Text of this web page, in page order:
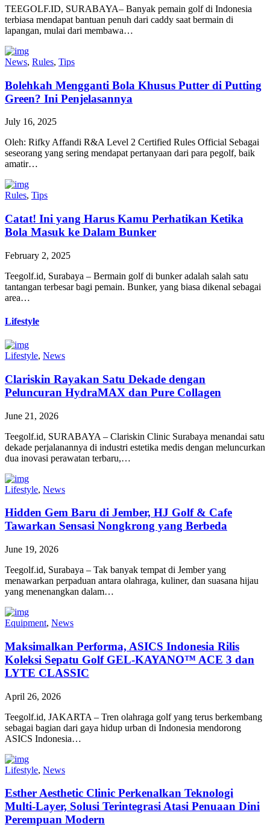
TEEGOLF.ID, SURABAYA– Banyak pemain golf di Indonesia
terbiasa mendapat bantuan penuh dari caddy saat bermain di
lapangan, mulai dari membawa…
News, Rules, Tips
Bolehkah Mengganti Bola Khusus Putter di Putting
Green? Ini Penjelasannya
July 16, 2025
Oleh: Rifky Affandi R&A Level 2 Certified Rules Official Sebagai
seseorang yang sering mendapat pertanyaan dari para pegolf, baik
amatir…
Rules, Tips
Catat! Ini yang Harus Kamu Perhatikan Ketika
Bola Masuk ke Dalam Bunker
February 2, 2025
Teegolf.id, Surabaya – Bermain golf di bunker adalah salah satu
tantangan terbesar bagi pemain. Bunker, yang biasa dikenal sebagai
area…
Lifestyle
Lifestyle, News
Clariskin Rayakan Satu Dekade dengan
Peluncuran HydraMAX dan Pure Collagen
June 21, 2026
Teegolf.id, SURABAYA – Clariskin Clinic Surabaya menandai satu
dekade perjalanannya di industri estetika medis dengan meluncurkan
dua inovasi perawatan terbaru,…
Lifestyle, News
Hidden Gem Baru di Jember, HJ Golf & Cafe
Tawarkan Sensasi Nongkrong yang Berbeda
June 19, 2026
Teegolf.id, Surabaya – Tak banyak tempat di Jember yang
menawarkan perpaduan antara olahraga, kuliner, dan suasana hijau
yang menenangkan dalam…
Equipment, News
Maksimalkan Performa, ASICS Indonesia Rilis
Koleksi Sepatu Golf GEL-KAYANO™ ACE 3 dan
LYTE CLASSIC
April 26, 2026
Teegolf.id, JAKARTA – Tren olahraga golf yang terus berkembang
sebagai bagian dari gaya hidup urban di Indonesia mendorong
ASICS Indonesia…
Lifestyle, News
Esther Aesthetic Clinic Perkenalkan Teknologi
Multi-Layer, Solusi Terintegrasi Atasi Penuaan Dini
Perempuan Modern